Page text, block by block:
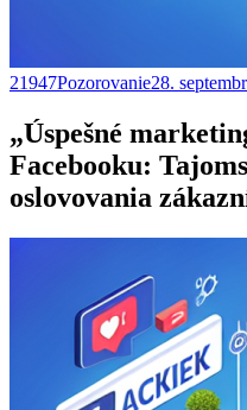
21947Pozorovanie28.
„Úspešné
Facebooku:
oslovovania